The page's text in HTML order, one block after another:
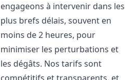
engageons à intervenir dans les
plus brefs délais, souvent en
moins de 2 heures, pour
minimiser les perturbations et
les dégâts. Nos tarifs sont